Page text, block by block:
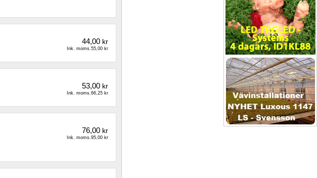
44,00kr
Ink. moms.55,00 kr
53,00kr
Ink. moms.66,25 kr
76,00kr
Ink. moms.95,00 kr